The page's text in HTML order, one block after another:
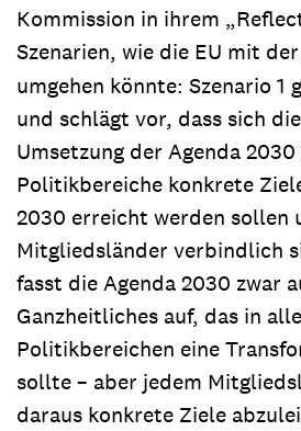
Kommission in ihrem
Szenarien, wie die EU mit der
umgehen könnte: Szenario 1
und schlägt vor, dass sich
Umsetzung der Agenda
Politikbereiche konkrete
2030 erreicht werden sollen
Mitgliedsländer verbindlich
fasst die Agenda 2030 zwar
Ganzheitliches auf, das in
Politikbereichen eine
sollte – aber jedem
daraus konkrete Ziele